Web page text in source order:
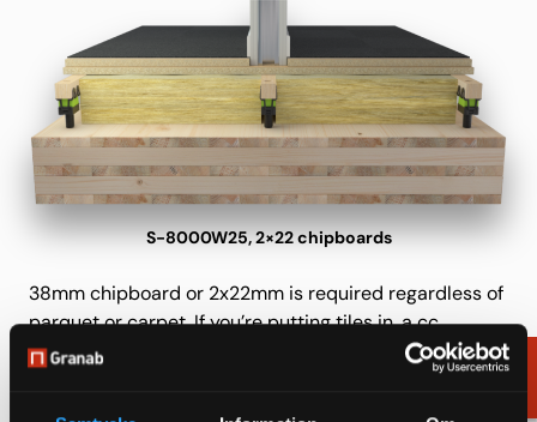
S-8000W25, 2×22 chipboards
38mm chipboard or 2x22mm is required regardless of
parquet or carpet. If you’re putting tiles in, a cc
distance of 300mm between girders is required.
Order